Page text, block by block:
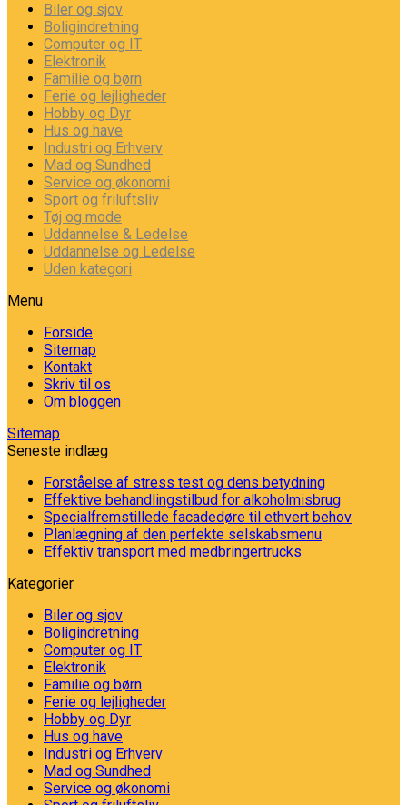
Biler og sjov
Boligindretning
Computer og IT
Elektronik
Familie og børn
Ferie og lejligheder
Hobby og Dyr
Hus og have
Industri og Erhverv
Mad og Sundhed
Service og økonomi
Sport og friluftsliv
Tøj og mode
Uddannelse & Ledelse
Uddannelse og Ledelse
Uden kategori
Menu
Forside
Sitemap
Kontakt
Skriv til os
Om bloggen
Sitemap
Seneste indlæg
Forståelse af stress test og dens betydning
Effektive behandlingstilbud for alkoholmisbrug
Specialfremstillede facadedøre til ethvert behov
Planlægning af den perfekte selskabsmenu
Effektiv transport med medbringertrucks
Kategorier
Biler og sjov
Boligindretning
Computer og IT
Elektronik
Familie og børn
Ferie og lejligheder
Hobby og Dyr
Hus og have
Industri og Erhverv
Mad og Sundhed
Service og økonomi